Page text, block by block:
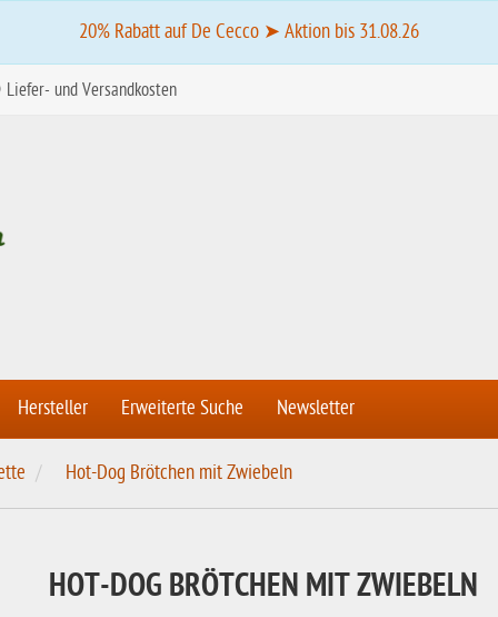
20% Rabatt auf De Cecco ➤ Aktion bis 31.08.26
Liefer- und Versandkosten
Hersteller Erweiterte Suche Newsletter
Hot-Dog Brötchen mit Zwiebeln
HOT-DOG BRÖTCHEN MIT ZWIEBELN